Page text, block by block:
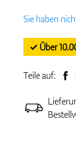
Sie haben
✓ Über
Teile auf: